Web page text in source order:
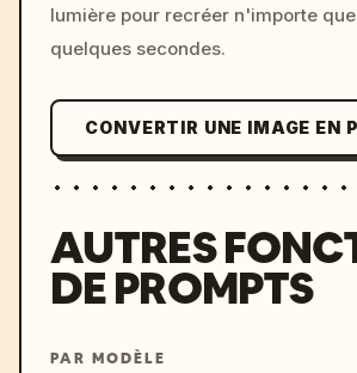
lumière pour recréer n'importe
quelques secondes.
CONVERTIR UNE IMAGE EN
AUTRES
DE PROMPTS
PAR MODÈLE